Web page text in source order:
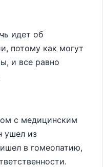
идет об
потому как могут
и все равно
с медицинским
ушел из
в гомеопатию,